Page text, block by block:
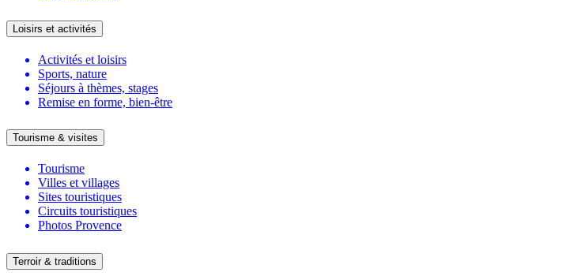
Loisirs et activités
Activités et loisirs
Sports, nature
Séjours à thèmes, stages
Remise en forme, bien-être
Tourisme & visites
Tourisme
Villes et villages
Sites touristiques
Circuits touristiques
Photos Provence
Terroir & traditions